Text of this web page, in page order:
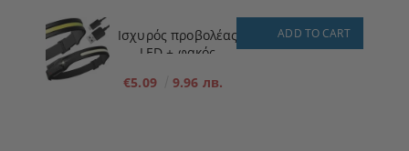
Ισχυρός προβολέας
LED + φακός
€5.09
9.96 лв.
ADD TO CART